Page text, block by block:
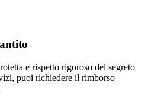
e rispetto rigoroso del segreto
puoi richiedere il rimborso